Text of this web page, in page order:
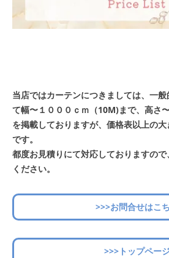
当店ではカーテンにつきましては、一
て幅〜１０００ｃｍ（10M)まで、高さ
を掲載しておりますが、価格表以上の
です。
都度お見積りにて対応しておりますの
ください。
>>>お問合せはこ
>>>トップペー